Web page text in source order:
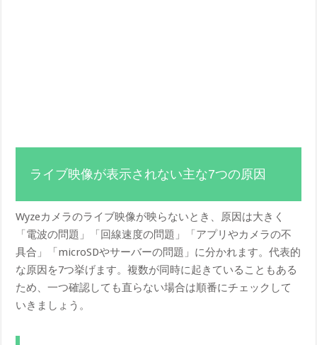
ライブ映像が表示されない主な7つの原因
Wyzeカメラのライブ映像が映らないとき、原因は大きく
「電波の問題」「回線速度の問題」「アプリやカメラの不
具合」「microSDやサーバーの問題」に分かれます。代表的
な原因を7つ挙げます。複数が同時に起きていることもある
ため、一つ確認しても直らない場合は順番にチェックして
いきましょう。